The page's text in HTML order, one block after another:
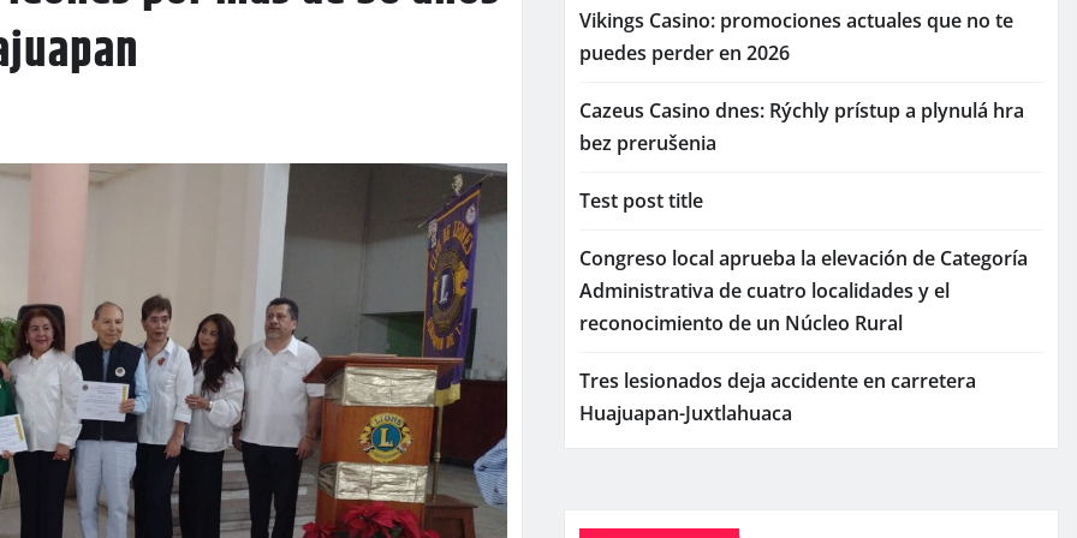
Vikings Casino: promociones actuales que no te
puedes perder en 2026
Cazeus Casino dnes: Rýchly prístup a plynulá hra
bez prerušenia
Test post title
Congreso local aprueba la elevación de Categoría
Administrativa de cuatro localidades y el
reconocimiento de un Núcleo Rural
Tres lesionados deja accidente en carretera
Huajuapan-Juxtlahuaca